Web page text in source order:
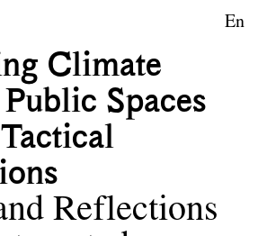
En
Climate
Spaces
Reflections